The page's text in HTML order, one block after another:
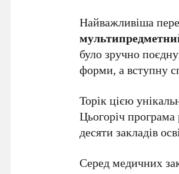
Найважливіша
було зручно
форми, а вступну
Торік цією
Цьогоріч
десяти закладів
Серед медичних